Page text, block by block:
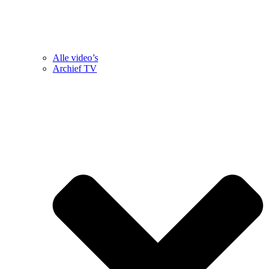
Alle video’s
Archief TV